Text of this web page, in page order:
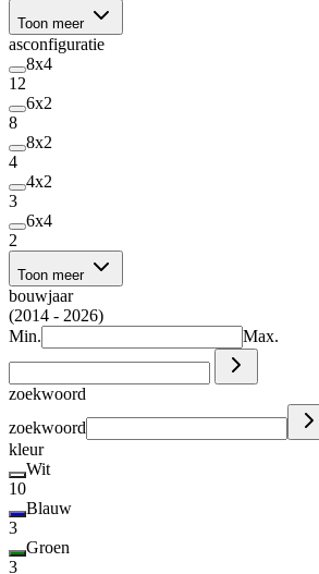
Toon meer
asconfiguratie
8x4
12
6x2
8
8x2
4
4x2
3
6x4
2
Toon meer
bouwjaar
(2014 - 2026)
Min.
Max.
zoekwoord
zoekwoord
kleur
Wit
10
Blauw
3
Groen
3